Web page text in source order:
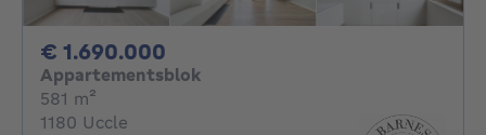
€ 1.690.000
Appartementsblok
581 m²
1180 Uccle